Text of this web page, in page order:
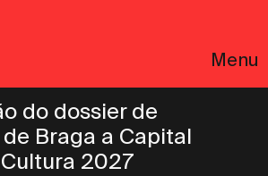
Menu
do dossier de
Braga a Capital
2027